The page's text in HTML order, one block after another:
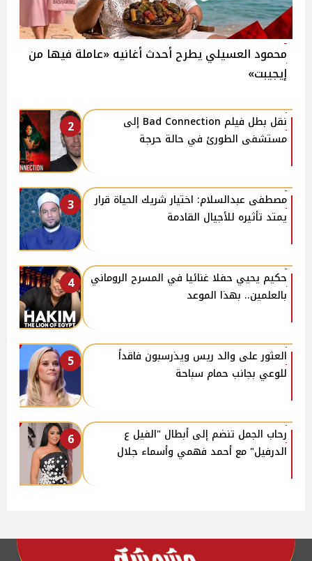
محمود العسيلي يطرح أحدث أغانيه «عاملة فيها من
إيجيبت»
2
نقل بطل فيلم Bad Connection إلى
مستشفى الطورئ في حالة حرجة
3
مصطفى عبدالسلام: اختيار شريك الحياة قرار
يمتد تأثيره للأجيال القادمة
4
حكيم يحيي حفلا غنائيا في المسرح الروماني
بالعلمين.. بهذا الموعد
5
العثور على والد ريس ويذرسبون فاقداً
للوعي بجانب حمام سباحة
6
رحاب الجمل تنضم إلى أبطال "الفيل ع
الدرفيل" مع أحمد فهمي وأسماء جلال